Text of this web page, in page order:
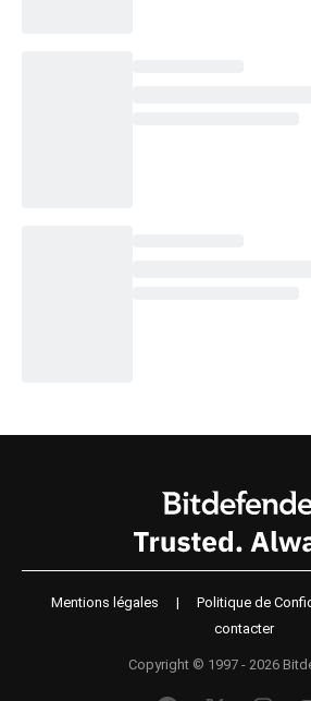
Mentions légales | Politique de
contacter
Copyright © 1997 - 2026